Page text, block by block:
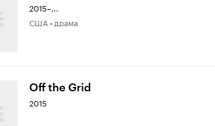
2015–...
США • драма
Off the Grid
2015